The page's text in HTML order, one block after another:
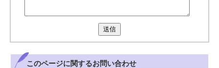
送信
このページに関するお問い合わせ